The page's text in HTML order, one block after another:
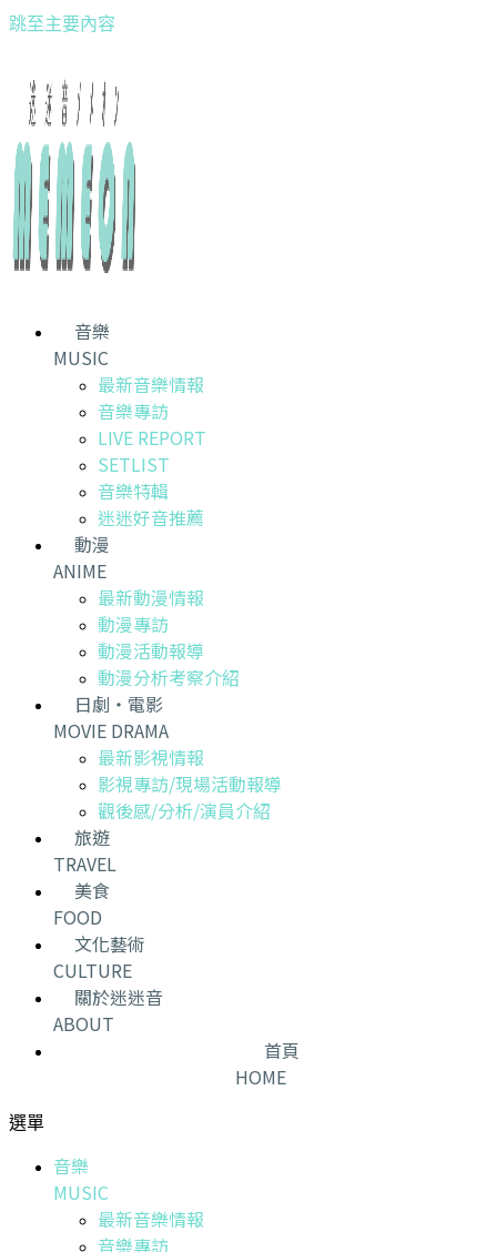
跳至主要內容
音樂
MUSIC
最新音樂情報
音樂專訪
LIVE REPORT
SETLIST
音樂特輯
迷迷好音推薦
動漫
ANIME
最新動漫情報
動漫專訪
動漫活動報導
動漫分析考察介紹
日劇・電影
MOVIE DRAMA
最新影視情報
影視專訪/現場活動報導
觀後感/分析/演員介紹
旅遊
TRAVEL
美食
FOOD
文化藝術
CULTURE
關於迷迷音
ABOUT
首頁
HOME
選單
音樂
MUSIC
最新音樂情報
音樂專訪